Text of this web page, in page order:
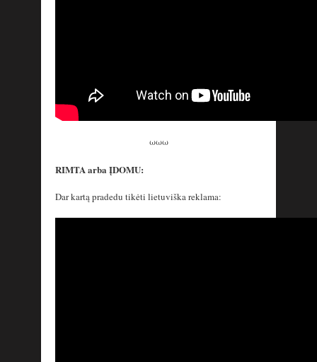
ωωω
RIMTA arba ĮDOMU:
Dar kartą pradedu tikėti lietuviška reklama: